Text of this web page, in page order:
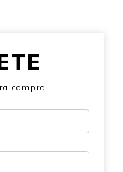
compra